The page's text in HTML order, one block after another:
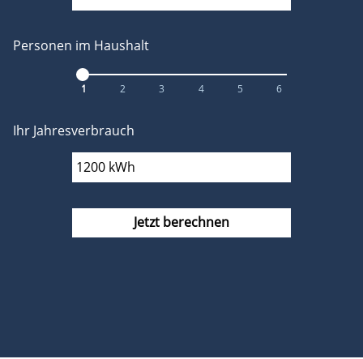
Personen im Haushalt
1 2 3 4 5 6
Ihr Jahresverbrauch
Jetzt berechnen